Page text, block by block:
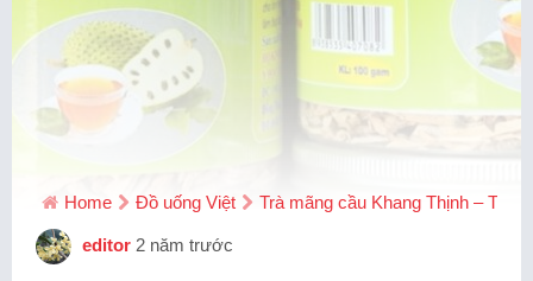
Home Đồ uống Việt Trà mãng cầu Khang Thịnh –
editor 2 năm trước